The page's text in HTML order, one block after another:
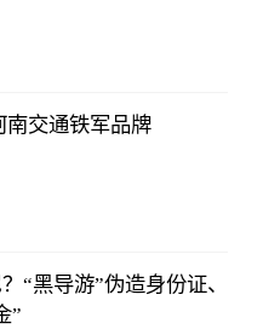
南交通铁军品牌
“黑导游”伪造身份证、
”